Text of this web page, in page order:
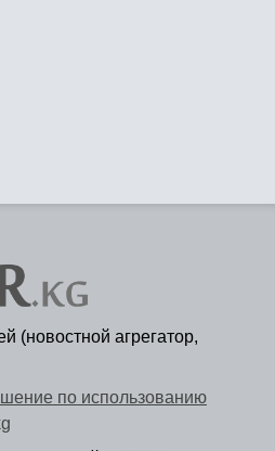
(новостной агрегатор,
по использованию